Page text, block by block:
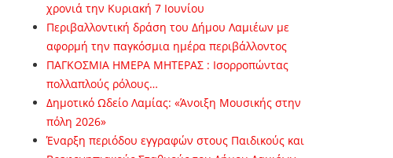
χρονιά την Κυριακή 7 Ιουνίου
Περιβαλλοντική δράση του Δήμου Λαμιέων με
αφορμή την παγκόσμια ημέρα περιβάλλοντος
ΠΑΓΚΟΣΜΙΑ ΗΜΕΡΑ ΜΗΤΕΡΑΣ : Ισορροπώντας
πολλαπλούς ρόλους…
Δημοτικό Ωδείο Λαμίας: «Άνοιξη Μουσικής στην
πόλη 2026»
Έναρξη περιόδου εγγραφών στους Παιδικούς και